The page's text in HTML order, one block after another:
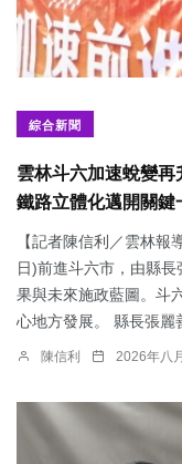
綜合新聞
雲林斗六加速蛻變
鐵路立體化邁開關鍵
【記者陳信利／雲林
日)前進斗六市，由縣
果與未來施政藍圖。斗
心地方發展。 縣長張麗
陳信利 2026年八